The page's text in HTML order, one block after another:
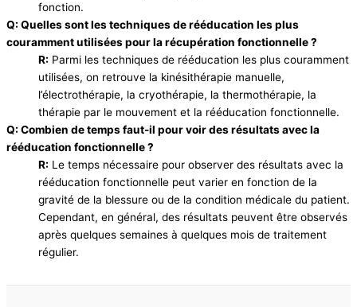
fonction.
Q: Quelles sont les techniques de rééducation les plus
couramment utilisées pour la récupération fonctionnelle ?
R: Parmi les techniques de rééducation les plus couramment
utilisées, on retrouve la kinésithérapie manuelle,
l’électrothérapie, la cryothérapie, la thermothérapie, la
thérapie par le mouvement et la rééducation fonctionnelle.
Q: Combien de temps faut-il pour voir des résultats avec la
rééducation fonctionnelle ?
R: Le temps nécessaire pour observer des résultats avec la
rééducation fonctionnelle peut varier en fonction de la
gravité de la blessure ou de la condition médicale du patient.
Cependant, en général, des résultats peuvent être observés
après quelques semaines à quelques mois de traitement
régulier.